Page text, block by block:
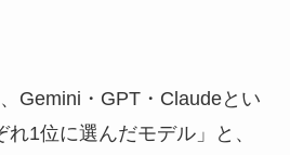
Gemini・GPT・Claudeとい
1位に選んだモデル」と、